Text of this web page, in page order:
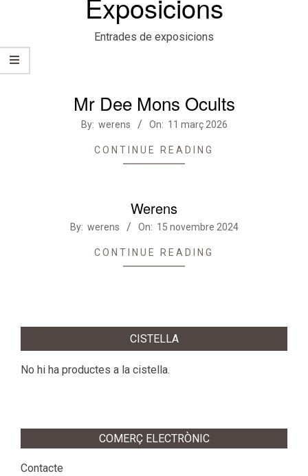
Entrades de exposicions
Mr Dee Mons Ocults
By: werens On: 11 març 2026
CONTINUE READING
Werens
By: werens On: 15 novembre 2024
CONTINUE READING
CISTELLA
No hi ha productes a la cistella.
COMERÇ ELECTRÒNIC
Contacte